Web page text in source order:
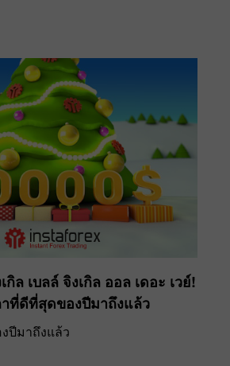
กิล เบลล์ จิงเกิล ออล เดอะ เวย์!
าที่ดีที่สุดของปีมาถึงแล้ว
ปีมาถึงแล้ว